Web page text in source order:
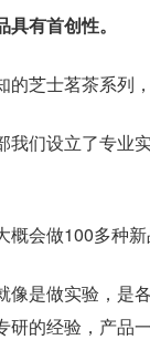
有首创性。
的芝士茗茶系列
我们设立了专业
概会做100多种
像是做实验，是
研的经验，产品